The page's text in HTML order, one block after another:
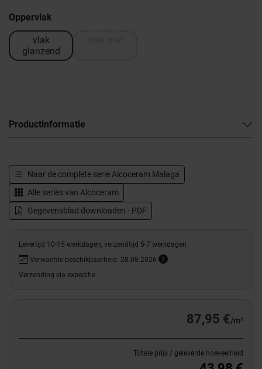
Oppervlak
vlak
glanzend
Productinformatie
Naar de complete serie Alcoceram Malaga
Alle series van Alcoceram
Gegevensblad downloaden - PDF
Levertijd 10-15 werkdagen, verzendtijd 5-7 werkdagen
Verwachte beschikbaarheid: 28.08.2026
Verzending via expeditie
87,95 €/m²
Totale prijs / geleverde hoeveelheid